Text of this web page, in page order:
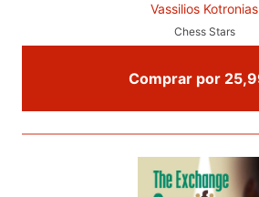
Vassilios Kotronias
Chess Stars